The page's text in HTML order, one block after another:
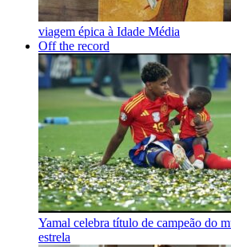
viagem épica à Idade Média
Off the record
Yamal celebra título de campeão do
estrela